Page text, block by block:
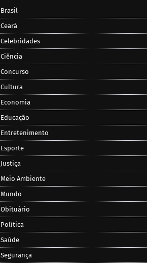
Brasil
Ceará
Celebridades
Ciência
Concurso
Cultura
Economia
Educação
Entretenimento
Esporte
Justiça
Meio Ambiente
Mundo
Obituário
Política
Saúde
Segurança